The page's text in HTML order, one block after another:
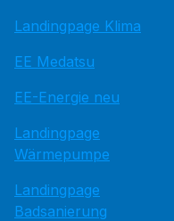
Landingpage Klima
EE Medatsu
EE-Energie neu
Landingpage
Wärmepumpe
Landingpage
Badsanierung